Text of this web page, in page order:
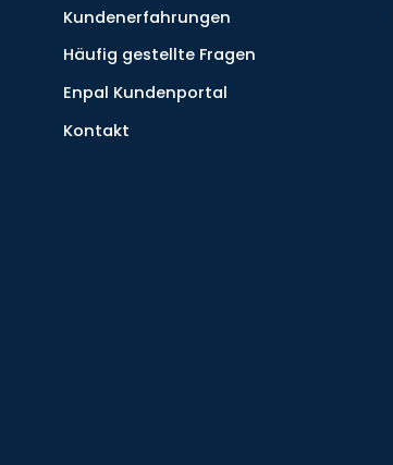
Kundenerfahrungen
Häufig gestellte Fragen
Enpal Kundenportal
Kontakt